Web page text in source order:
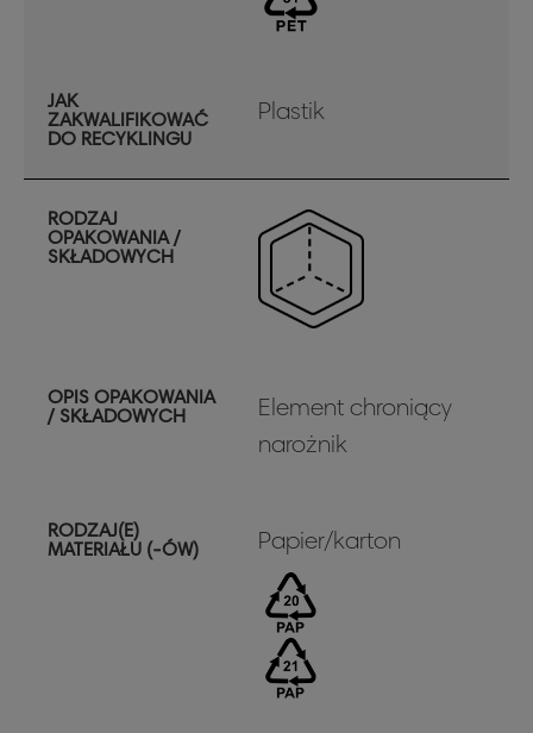
JAK
ZAKWALIFIKOWAĆ
DO RECYKLINGU
Plastik
RODZAJ
OPAKOWANIA /
SKŁADOWYCH
OPIS OPAKOWANIA
/ SKŁADOWYCH
Element chroniący
narożnik
RODZAJ(E)
MATERIAŁU (-ÓW)
Papier/karton